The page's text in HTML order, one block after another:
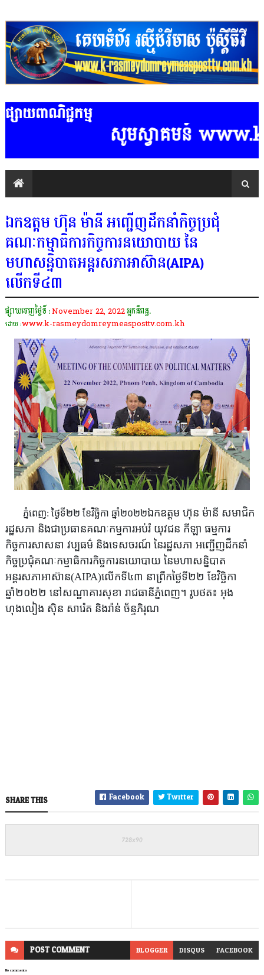
ផ្សាយពាណិជ្ជកម្ម
សូមស្វាគមន៍
ឯកឧត្តម ហ៊ុន ម៉ានី អញ្ជើញដឹកនាំកិច្ចប្រជុំ
គណៈកម្មាធិការកិច្ចការនយោបាយ នៃ
មហាសន្និបាតអន្តរសភាអាស៊ាន(AIPA)
លើកទី៤៣
ផ្សាយចេញថ្ងៃទី :November 22, 2022អ្នកនិពន្ធ.
ដោយ :www.k-rasmeydomreymeasposttv.com.kh
ភ្នំពេញ: ថ្ងៃទី២២ ខែវិច្ឆិកា ឆ្នាំ២០២២ឯកឧត្តម ហ៊ុន ម៉ានី សមាជិក
រដ្ឋសភា និងជាប្រធានគណៈកម្មការអប់រំ យុវជន កីឡា ធម្មការ
កិច្ចការសាសនា វប្បធម៌ និងទេសចរណ៍ នៃរដ្ឋសភា អញ្ជើញដឹកនាំ
កិច្ចប្រជុំគណៈកម្មាធិការកិច្ចការនយោបាយ នៃមហាសន្និបាត
អន្តរសភាអាស៊ាន(AIPA)លើកទី៤៣ នាព្រឹកថ្ងៃទី២២ ខែវិច្ឆិកា
ឆ្នាំ២០២២ នៅសណ្ឋាគារសុខា រាជធានីភ្នំពេញ។ រូបថត៖ អុង
ហុងលៀង ស៊ិន សារ៉េត និងរ៉ាន់ ច័ន្ទភិរុណ
SHARE THIS Facebook Twitter
POSTCOMMENT BLOGGER DISQUS FACEBOOK
No comments